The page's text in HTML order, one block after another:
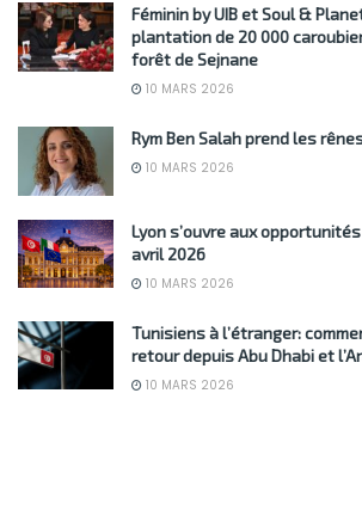
Féminin by UIB et Soul &
plantation de 20 000
forêt de Sejnane
10 MARS 2026
Rym Ben Salah prend les
10 MARS 2026
Lyon s’ouvre aux
avril 2026
10 MARS 2026
Tunisiens à l’étranger:
retour depuis Abu Dhabi et
10 MARS 2026